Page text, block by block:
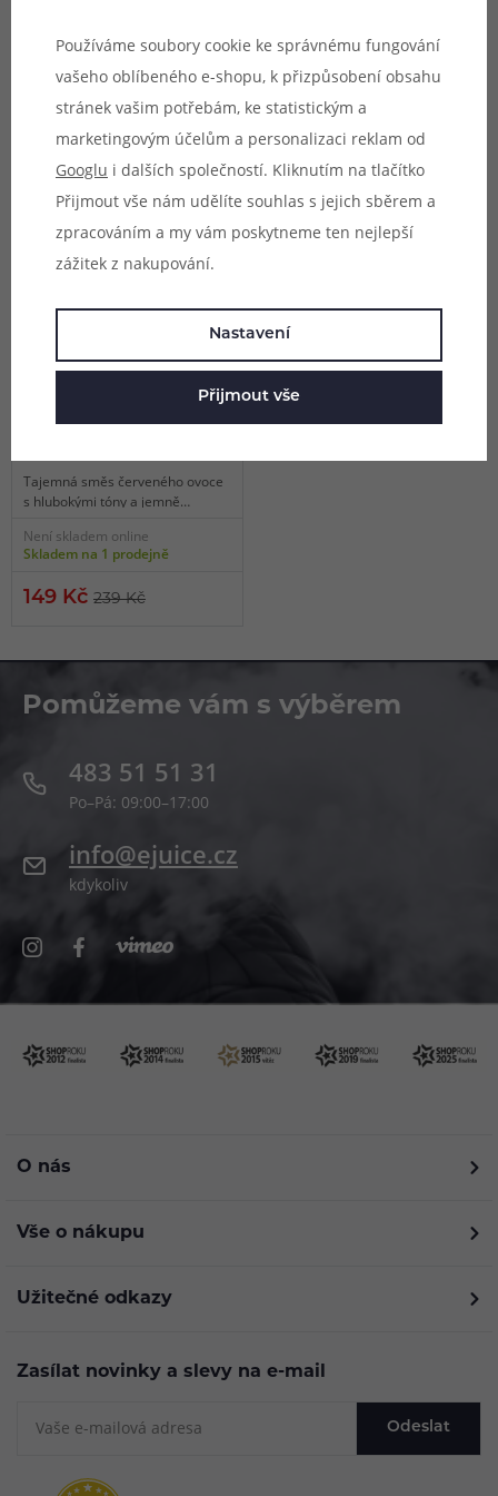
3 varianty (3)
Impress Salt Tobacco
10ml
Tradiční tabáková báze
obohacená o sladké tóny
šťavnatých třešní pro zajímavý
kontrast.
Skladem online
Skladem na 11 prodejnách
239 Kč
-38 %
5 variant
Impress Salt Watermelon
(Vodní meloun) 10ml
šťavnaté sladkosti a osvěžující
lehkosti.
Skladem online
Skladem na 11 prodejnách
-38 %
1 varianta
Tajemná směs červeného ovoce
s hlubokými tóny a jemně
Není skladem online
Skladem na 1 prodejně
149 Kč 239 Kč
Pomůžeme vám s výběrem
483 51 51 31
Po–Pá: 09:00–17:00
info@ejuice.cz
kdykoliv
O nás
Vše o nákupu
Užitečné odkazy
Zasílat novinky a slevy na e-mail
Odeslat
Používáme soubory cookie ke správnému fungování
vašeho oblíbeného e-shopu, k přizpůsobení obsahu
stránek vašim potřebám, ke statistickým a
marketingovým účelům a personalizaci reklam od
Googlu i dalších společností. Kliknutím na tlačítko
Přijmout vše nám udělíte souhlas s jejich sběrem a
zpracováním a my vám poskytneme ten nejlepší
zážitek z nakupování.
Nastavení
Přijmout vše